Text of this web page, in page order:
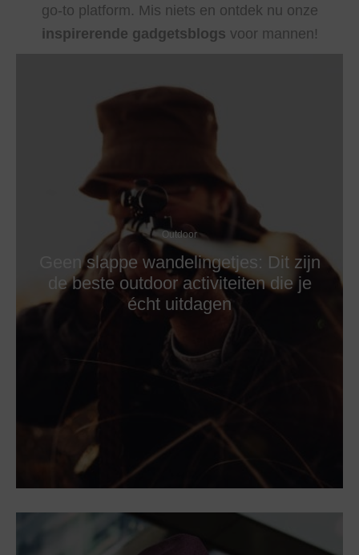
go-to platform. Mis niets en ontdek nu onze
inspirerende gadgetsblogs voor mannen!
Outdoor
Geen slappe wandelingetjes: Dit zijn
de beste outdoor activiteiten die je
écht uitdagen